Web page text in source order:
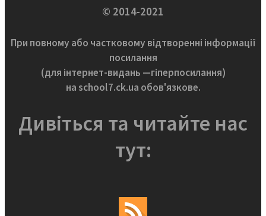
© 2014-2021
При повному або частковому відтворенні інформації
посилання
(для інтернет-видань —гіперпосилання)
на school7.ck.ua обов'язкове.
Дивіться та читайте нас
тут: